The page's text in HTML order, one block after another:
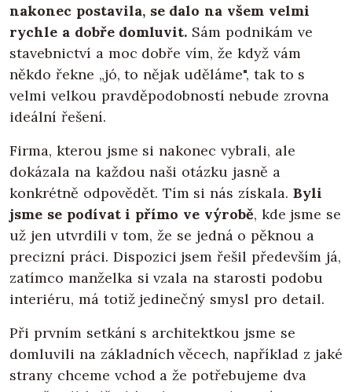
nakonec postavila, se dalo na všem velmi
rychle a dobře domluvit. Sám podnikám ve
stavebnictví a moc dobře vím, že když vám
někdo řekne „jó, to nějak uděláme", tak to s
velmi velkou pravděpodobností nebude zrovna
ideální řešení.
Firma, kterou jsme si nakonec vybrali, ale
dokázala na každou naši otázku jasně a
konkrétně odpovědět. Tím si nás získala. Byli
jsme se podívat i přímo ve výrobě, kde jsme se
už jen utvrdili v tom, že se jedná o pěknou a
precizní práci. Dispozici jsem řešil především já,
zatímco manželka si vzala na starosti podobu
interiéru, má totiž jedinečný smysl pro detail.
Při prvním setkání s architektkou jsme se
domluvili na základních věcech, například z jaké
strany chceme vchod a že potřebujeme dva